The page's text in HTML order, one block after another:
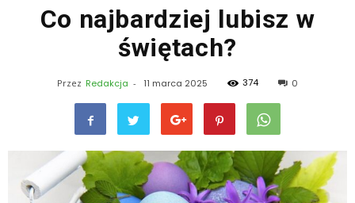
Co najbardziej lubisz w
świętach?
Przez Redakcja - 11 marca 2025 374 0